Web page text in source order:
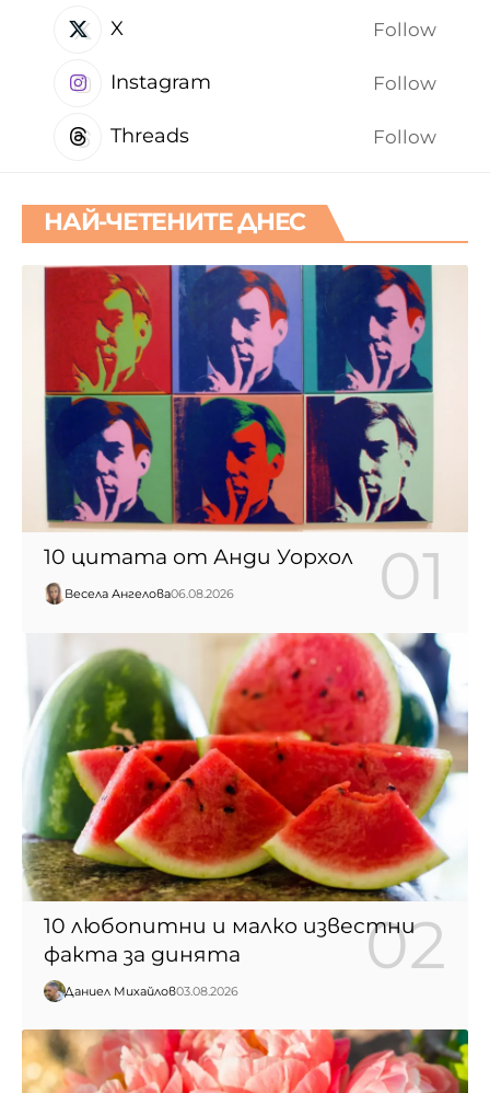
X Follow
Instagram Follow
Threads Follow
НАЙ-ЧЕТЕНИТЕ ДНЕС
10 цитата от Анди Уорхол
Весела Ангелова06.08.2026
10 любопитни и малко известни
факта за динята
Даниел Михайлов03.08.2026